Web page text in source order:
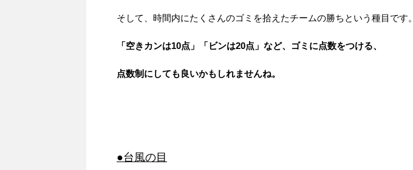
そして、時間内にたくさんのゴミを拾えたチームの勝ちという種目です。
「空きカンは10点」「ビンは20点」など、ゴミに点数をつける、
点数制にしても良いかもしれませんね。
●台風の目